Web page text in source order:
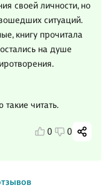
своей личности, но
ситуаций.
книгу прочитала
на душе
читать.
0 0